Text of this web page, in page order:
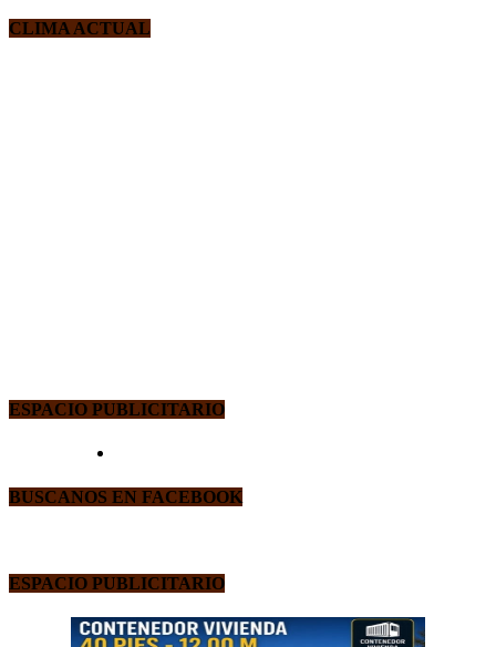
CLIMA ACTUAL
ESPACIO PUBLICITARIO
BUSCANOS EN FACEBOOK
ESPACIO PUBLICITARIO